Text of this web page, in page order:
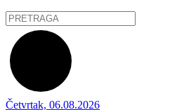
Četvrtak, 06.08.2026